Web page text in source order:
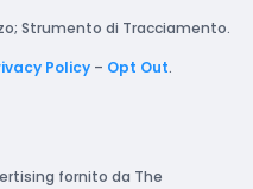
Strumento di Tracciamento.
Policy – Opt Out.
fornito da The